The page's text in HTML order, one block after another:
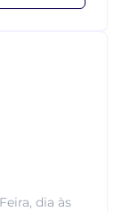
dia às